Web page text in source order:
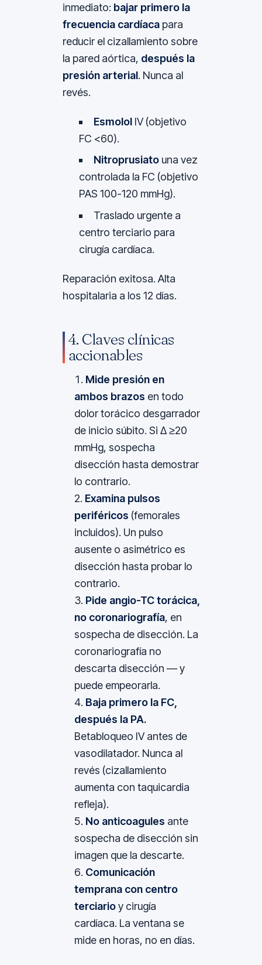
inmediato: bajar primero la
frecuencia cardíacapara
reducir el cizallamiento sobre
la pared aórtica, después la
presión arterial. Nunca al
revés.
Esmolol IV (objetivo
FC <60).
Nitroprusiato una vez
controlada la FC (objetivo
PAS 100-120 mmHg).
Traslado urgente a
centro terciario para
cirugía cardíaca.
Reparación exitosa. Alta
hospitalaria a los 12 días.
4. Claves clínicas
accionables
Mide presión en
ambos brazos en todo
dolor torácico desgarrador
de inicio súbito. Si Δ ≥20
mmHg, sospecha
disección hasta demostrar
lo contrario.
Examina pulsos
periféricos (femorales
incluidos). Un pulso
ausente o asimétrico es
disección hasta probar lo
contrario.
Pide angio-TC torácica,
no coronariografía, en
sospecha de disección. La
coronariografía no
descarta disección — y
puede empeorarla.
Baja primero la FC,
después la PA.
Betabloqueo IV antes de
vasodilatador. Nunca al
revés (cizallamiento
aumenta con taquicardia
refleja).
No anticoagules ante
sospecha de disección sin
imagen que la descarte.
Comunicación
temprana con centro
terciarioy cirugía
cardíaca. La ventana se
mide en horas, no en días.